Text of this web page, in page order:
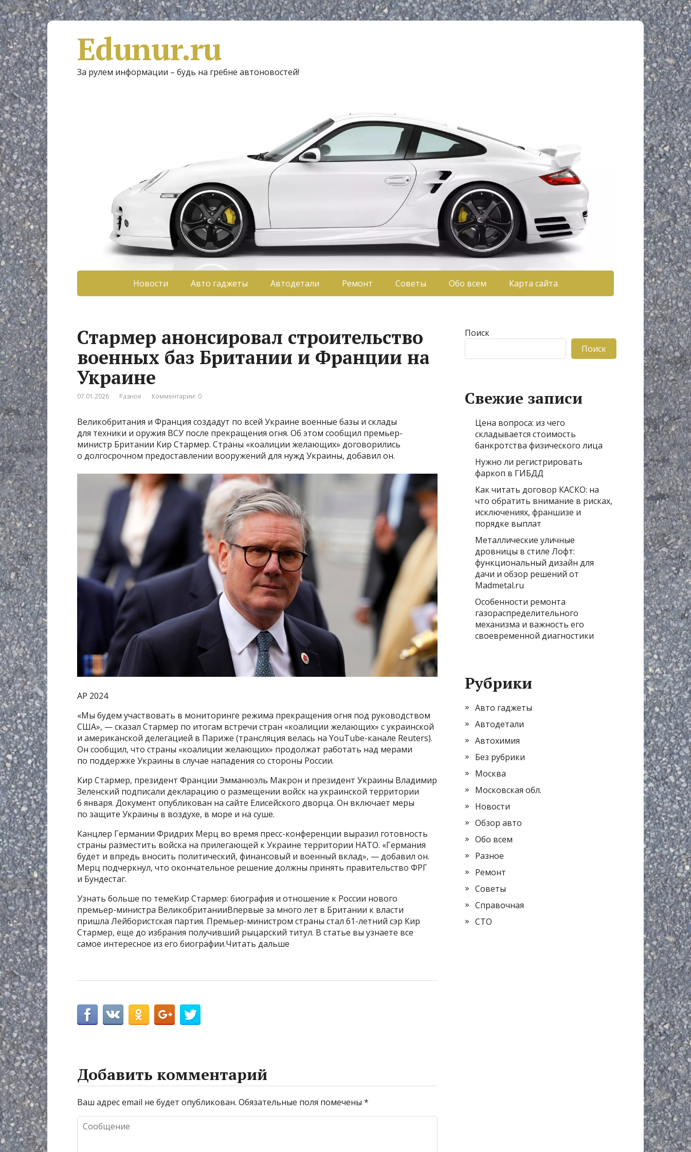
Edunur.ru
За рулем информации – будь на гребне автоновостей!
Новости Авто гаджеты Автодетали Ремонт Советы Обо всем Карта сайта
Стармер анонсировал строительство
военных баз Британии и Франции на
Украине
07.01.2026 Разное Комментарии: 0
Великобритания и Франция создадут по всей Украине военные базы и склады
для техники и оружия ВСУ после прекращения огня. Об этом сообщил премьер-
министр Британии Кир Стармер. Страны «коалиции желающих» договорились
о долгосрочном предоставлении вооружений для нужд Украины, добавил он.
AP 2024
«Мы будем участвовать в мониторинге режима прекращения огня под руководством
США», — сказал Стармер по итогам встречи стран «коалиции желающих» с украинской
и американской делегацией в Париже (трансляция велась на YouTube-канале Reuters).
Он сообщил, что страны «коалиции желающих» продолжат работать над мерами
по поддержке Украины в случае нападения со стороны России.
Кир Стармер, президент Франции Эмманюэль Макрон и президент Украины Владимир
Зеленский подписали декларацию о размещении войск на украинской территории
6 января. Документ опубликован на сайте Елисейского дворца. Он включает меры
по защите Украины в воздухе, в море и на суше.
Канцлер Германии Фридрих Мерц во время пресс-конференции выразил готовность
страны разместить войска на прилегающей к Украине территории НАТО. «Германия
будет и впредь вносить политический, финансовый и военный вклад», — добавил он.
Мерц подчеркнул, что окончательное решение должны принять правительство ФРГ
и Бундестаг.
Узнать больше по темеКир Стармер: биография и отношение к России нового
премьер-министра ВеликобританииВпервые за много лет в Британии к власти
пришла Лейбористская партия. Премьер-министром страны стал 61-летний сэр Кир
Стармер, еще до избрания получивший рыцарский титул. В статье вы узнаете все
самое интересное из его биографии.Читать дальше
Добавить комментарий
Ваш адрес email не будет опубликован. Обязательные поля помечены *
Поиск
Поиск
Свежие записи
Цена вопроса: из чего
складывается стоимость
банкротства физического лица
Нужно ли регистрировать
фаркоп в ГИБДД
Как читать договор КАСКО: на
что обратить внимание в рисках,
исключениях, франшизе и
порядке выплат
Металлические уличные
дровницы в стиле Лофт:
функциональный дизайн для
дачи и обзор решений от
Madmetal.ru
Особенности ремонта
газораспределительного
механизма и важность его
своевременной диагностики
Рубрики
Авто гаджеты
Автодетали
Автохимия
Без рубрики
Москва
Московская обл.
Новости
Обзор авто
Обо всем
Разное
Ремонт
Советы
Справочная
СТО